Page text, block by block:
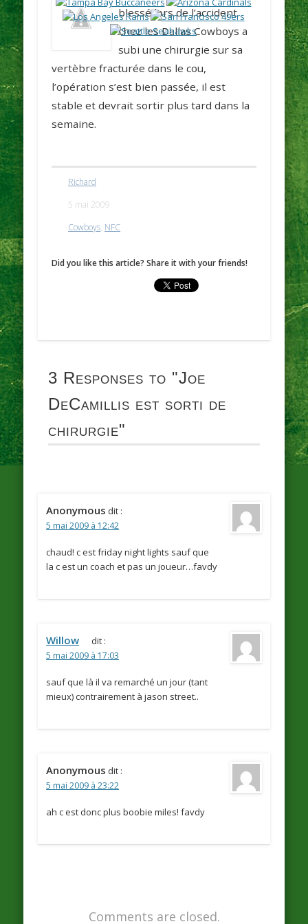
blessé lors de l’accident
chez les DallasCowboys a
subi une chirurgie sur sa
vertèbre fracturée dans le cou,
l’opération s’est bien passée, il est
stable et devrait sortir plus tard dans la
semaine.
Richard
5 mai 2009
Cowboys, NFC
Did you like this article? Share it with your friends!
3 Responses to "Joe
DeCamillis est sorti de
chirurgie"
Anonymous dit :
5 mai 2009 à 12:42
chaud! c est friday night lights sauf que
la c est un coach et pas un joueur…favdy
Willow dit :
5 mai 2009 à 17:03
sauf que là il va remarché un jour (tant
mieux) contrairement à jason street..
Anonymous dit :
5 mai 2009 à 23:22
ah c est donc plus boobie miles! favdy
Comments are closed.